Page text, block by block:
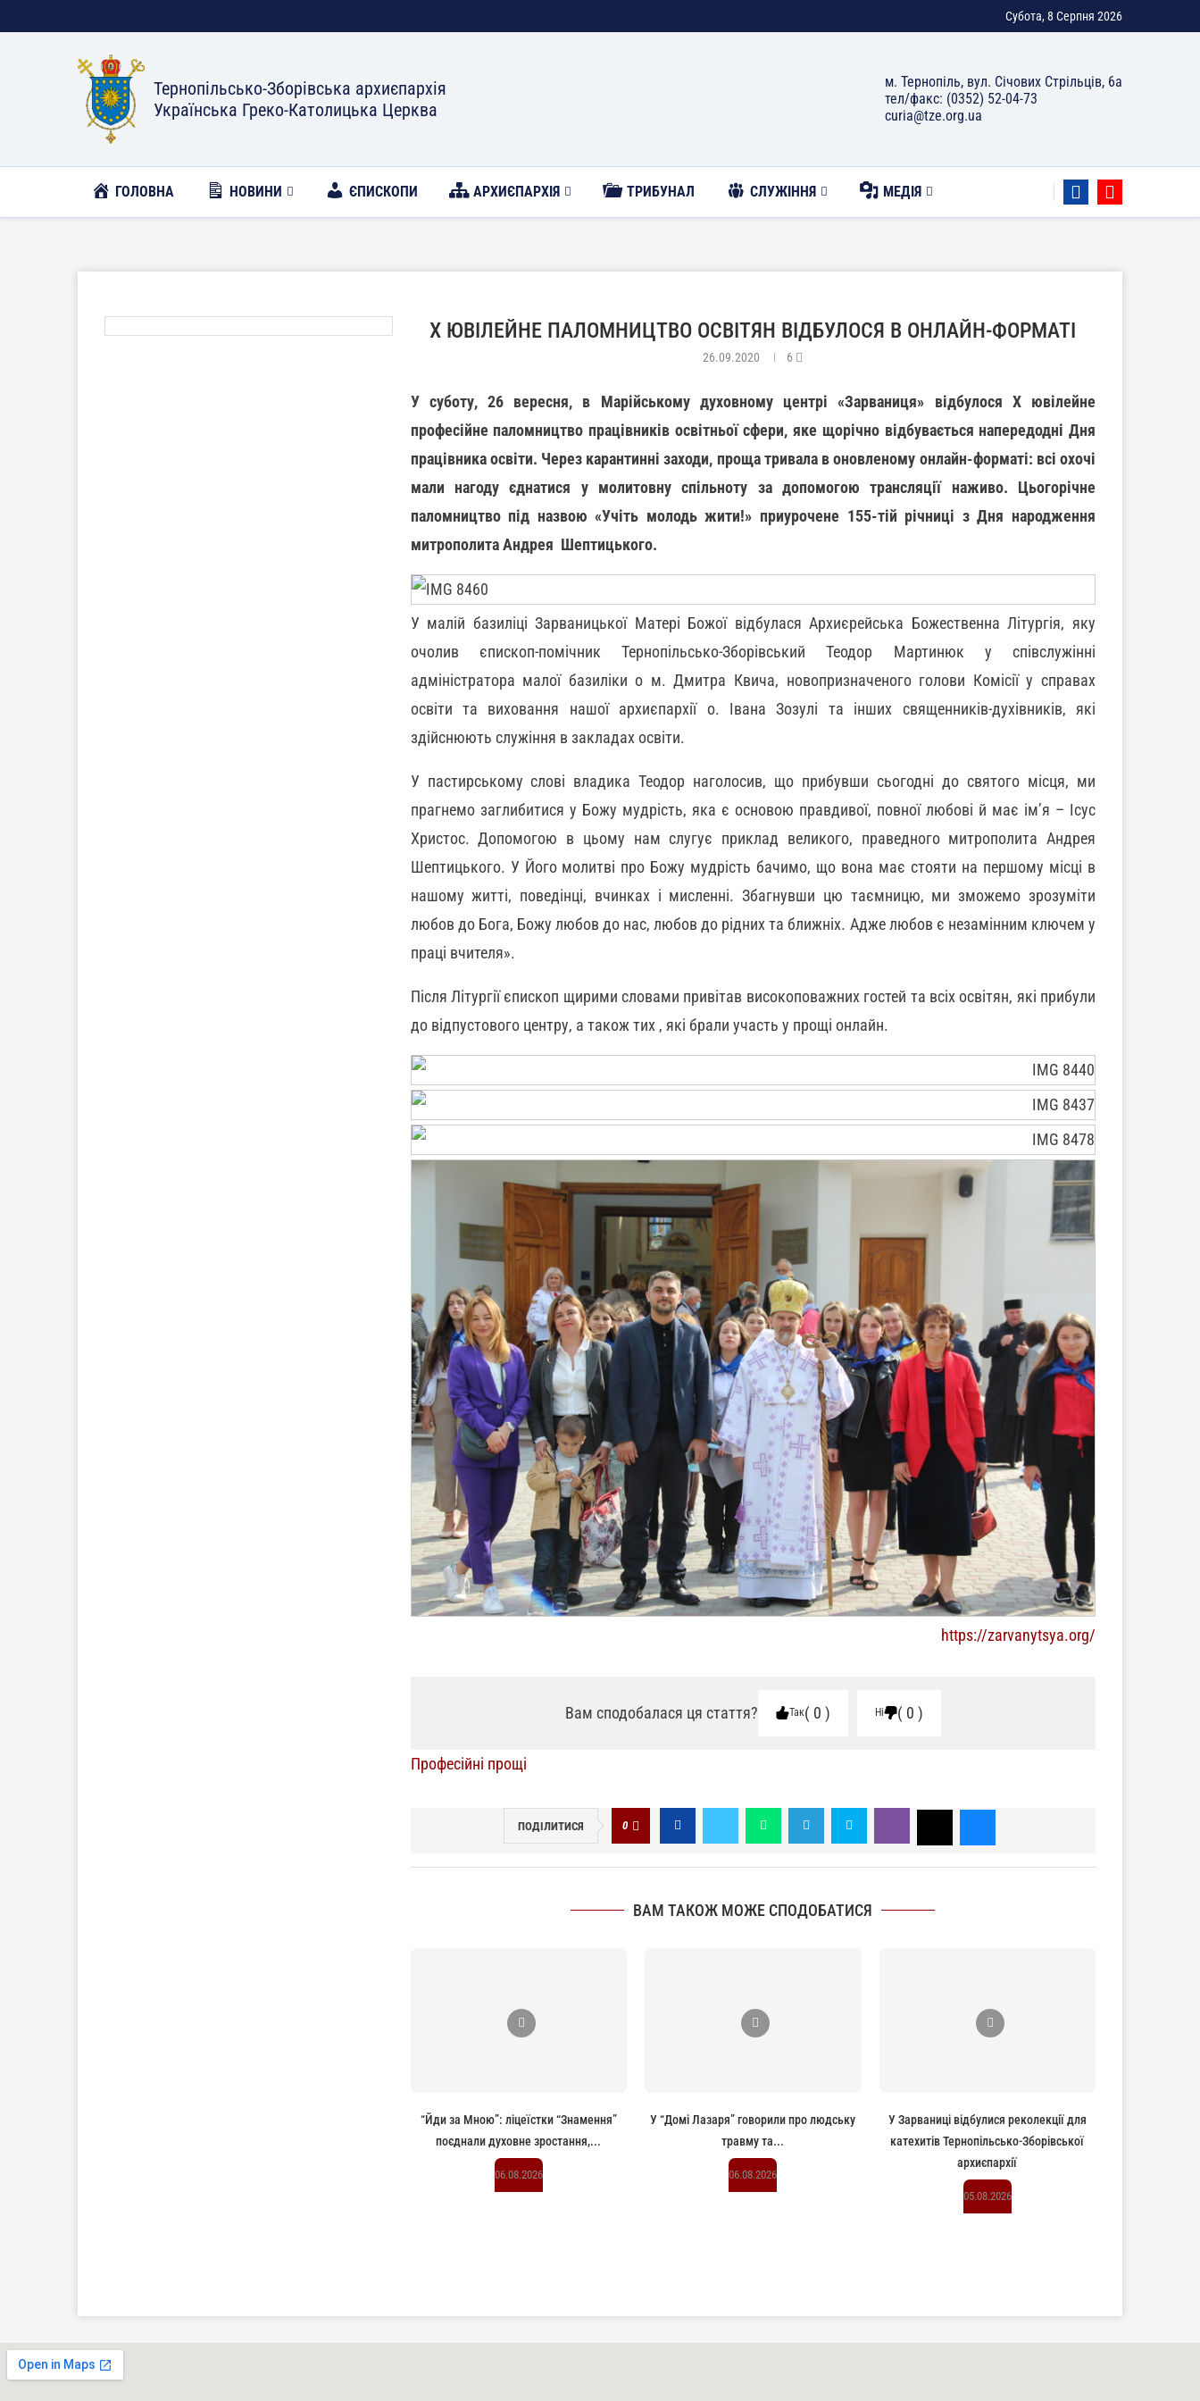
Субота, 8 Серпня 2026
Тернопільсько-Зборівська архиєпархія
Українська Греко-Католицька Церква
м. Тернопіль, вул. Січових Стрільців, 6а
тел/факс: (0352) 52-04-73
curia@tze.org.ua
ГОЛОВНА НОВИНИ ЄПИСКОПИ АРХИЄПАРХІЯ ТРИБУНАЛ CЛУЖІННЯ МЕДІЯ
Х ЮВІЛЕЙНЕ ПАЛОМНИЦТВО ОСВІТЯН ВІДБУЛОСЯ В ОНЛАЙН-ФОРМАТІ
26.09.2020 6
У суботу, 26 вересня, в Марійському духовному центрі «Зарваниця» відбулося Х ювілейне
професійне паломництво працівників освітньої сфери, яке щорічно відбувається напередодні Дня
працівника освіти. Через карантинні заходи, проща тривала в оновленому онлайн-форматі: всі охочі
мали нагоду єднатися у молитовну спільноту за допомогою трансляції наживо. Цьогорічне
паломництво під назвою «Учіть молодь жити!» приурочене 155-тій річниці з Дня народження
митрополита Андрея Шептицького.
У малій базиліці Зарваницької Матері Божої відбулася Архиєрейська Божественна Літургія, яку
очолив єпископ-помічник Тернопільсько-Зборівський Теодор Мартинюк у співслужінні
адміністратора малої базиліки о м. Дмитра Квича, новопризначеного голови Комісії у справах
освіти та виховання нашої архиєпархії о. Івана Зозулі та інших священників-духівників, які
здійснюють служіння в закладах освіти.
У пастирському слові владика Теодор наголосив, що прибувши сьогодні до святого місця, ми
прагнемо заглибитися у Божу мудрість, яка є основою правдивої, повної любові й має ім’я – Ісус
Христос. Допомогою в цьому нам слугує приклад великого, праведного митрополита Андрея
Шептицького. У Його молитві про Божу мудрість бачимо, що вона має стояти на першому місці в
нашому житті, поведінці, вчинках і мисленні. Збагнувши цю таємницю, ми зможемо зрозуміти
любов до Бога, Божу любов до нас, любов до рідних та ближніх. Адже любов є незамінним ключем у
праці вчителя».
Після Літургії єпископ щирими словами привітав високоповажних гостей та всіх освітян, які прибули
до відпустового центру, а також тих , які брали участь у прощі онлайн.
https://zarvanytsya.org/
Вам сподобалася ця стаття? Так 0 Ні 0
Професійні прощі
ПОДІЛИТИСЯ 0
ВАМ ТАКОЖ МОЖЕ СПОДОБАТИСЯ
“Йди за Мною”: ліцеїстки “Знамення”
поєднали духовне зростання,...
06.08.2026
У “Домі Лазаря” говорили про людську
травму та...
06.08.2026
У Зарваниці відбулися реколекції для
катехитів Тернопільсько-Зборівської
архиєпархії
05.08.2026